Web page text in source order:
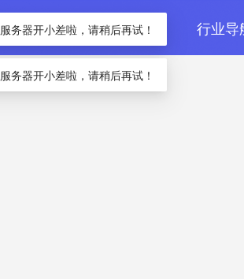
首页 数据检索 行业导
服务器开小差啦，请稍后再试！
服务器开小差啦，请稍后再试！